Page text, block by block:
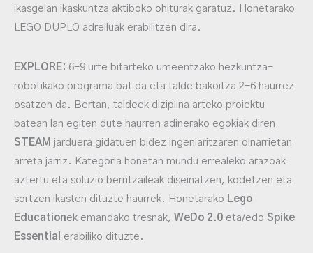
ikasgelan ikaskuntza aktiboko ohiturak garatuz. Honetarako
LEGO DUPLO adreiluak erabilitzen dira.
EXPLORE: 6-9 urte bitarteko umeentzako hezkuntza-
robotikako programa bat da eta talde bakoitza 2-6 haurrez
osatzen da. Bertan, taldeek diziplina arteko proiektu
batean lan egiten dute haurren adinerako egokiak diren
STEAM jarduera gidatuen bidez ingeniaritzaren oinarrietan
arreta jarriz. Kategoria honetan mundu errealeko arazoak
aztertu eta soluzio berritzaileak diseinatzen, kodetzen eta
sortzen ikasten dituzte haurrek. Honetarako Lego
Educationek emandako tresnak, WeDo 2.0 eta/edo Spike
Essential erabiliko dituzte.